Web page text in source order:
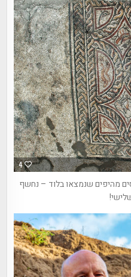
4
מהיפים שנמצאו בלוד – נחשף